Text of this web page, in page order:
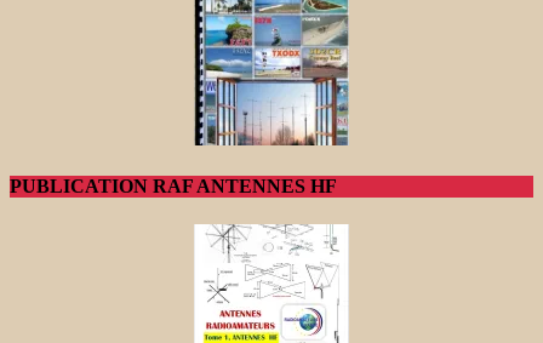
PUBLICATION RAF ANTENNES HF